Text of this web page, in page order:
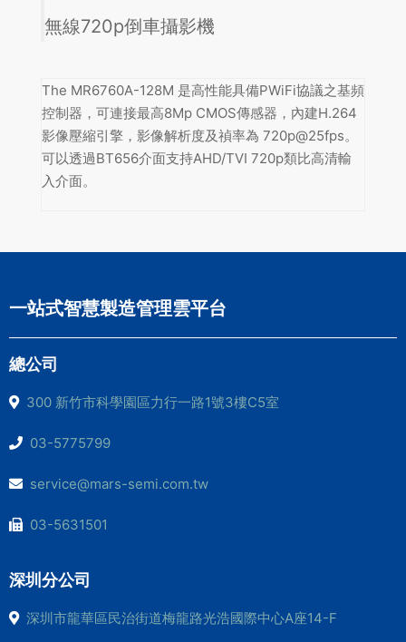
無線720p倒車攝影機
The MR6760A-128M 是高性能具備PWiFi協議之基頻
控制器，可連接最高8Mp CMOS傳感器，內建H.264
影像壓縮引擎，影像解析度及禎率為 720p@25fps。
可以透過BT656介面支持AHD/TVI 720p類比高清輸
入介面。
一站式智慧製造管理雲平台
總公司
300 新竹市科學園區力行一路1號3樓C5室
03-5775799
service@mars-semi.com.tw
03-5631501
深圳分公司
深圳市龍華區民治街道梅龍路光浩國際中心A座14-F